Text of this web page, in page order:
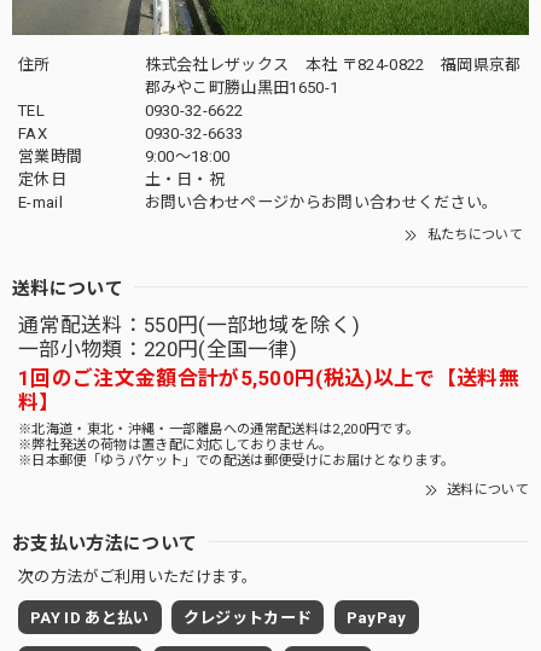
住所
株式会社レザックス 本社 〒824-0822 福岡県京都
郡みやこ町勝山黒田1650-1
TEL
0930-32-6622
FAX
0930-32-6633
営業時間
9:00〜18:00
定休日
土・日・祝
E-mail
お問い合わせページからお問い合わせください。
私たちについて
送料について
通常配送料：550円(一部地域を除く)
一部小物類：220円(全国一律)
1回のご注文金額合計が5,500円(税込)以上で【送料無
料】
※北海道・東北・沖縄・一部離島への通常配送料は2,200円です。
※弊社発送の荷物は置き配に対応しておりません。
※日本郵便「ゆうパケット」での配送は郵便受けにお届けとなります。
送料について
お支払い方法について
次の方法がご利用いただけます。
PAY ID あと払い クレジットカード PayPay